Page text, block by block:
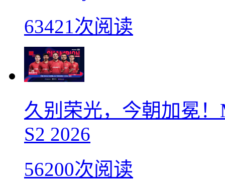
63421次阅读
久别荣光，今朝加冕
S2 2026
56200次阅读